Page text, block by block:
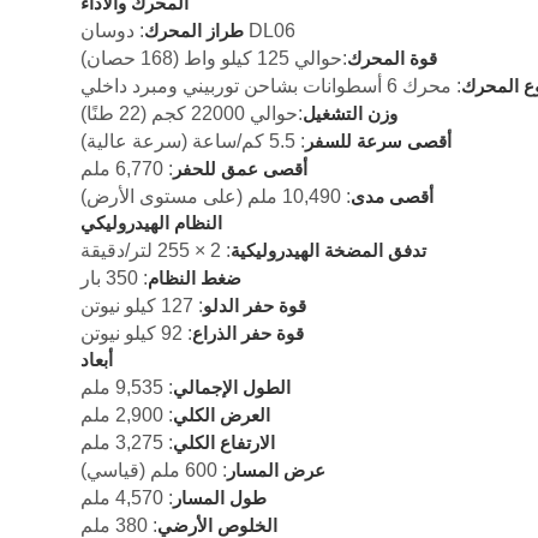
طراز المحرك : دوسان DL06
قوة المحرك:حوالي 125 كيلو واط (168 حصان)
المحرك: محرك 6 أسطوانات بشاحن توربيني ومبرد داخلي
وزن التشغيل:حوالي 22000 كجم (22 طنًا)
أقصى سرعة للسفر : 5.5 كم/ساعة (سرعة عالية)
أقصى عمق للحفر : 6,770 ملم
أقصى مدى: 10,490 ملم (على مستوى الأرض)
النظام الهيدروليكي
تدفق المضخة الهيدروليكية: 2 × 255 لتر/دقيقة
ضغط النظام: 350 بار
قوة حفر الدلو: 127 كيلو نيوتن
قوة حفر الذراع: 92 كيلو نيوتن
أبعاد
الطول الإجمالي: 9,535 ملم
العرض الكلي: 2,900 ملم
الارتفاع الكلي: 3,275 ملم
عرض المسار : 600 ملم (قياسي)
طول المسار : 4,570 ملم
الخلوص الأرضي: 380 ملم